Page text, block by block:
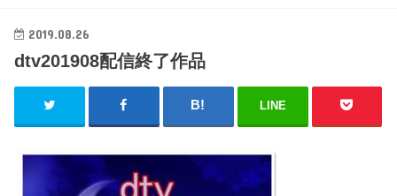
2019.08.26
dtv201908配信終了作品
LINE